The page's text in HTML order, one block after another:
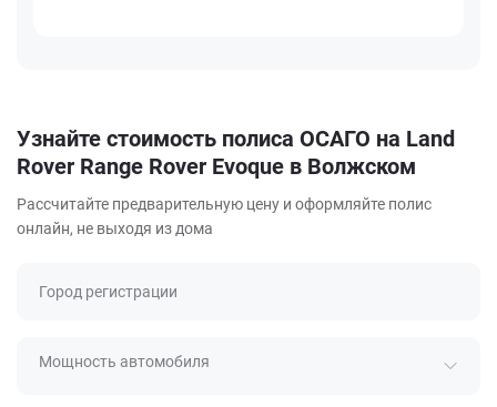
Узнайте стоимость полиса ОСАГО на Land
Rover Range Rover Evoque в Волжском
Рассчитайте предварительную цену и оформляйте полис
онлайн, не выходя из дома
Город регистрации
Мощность автомобиля